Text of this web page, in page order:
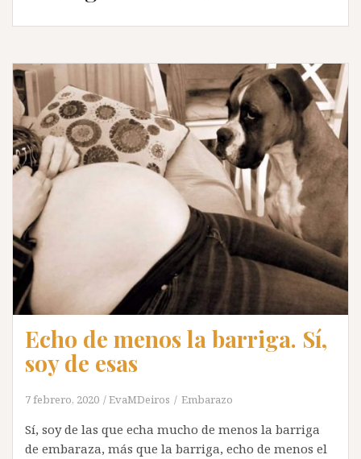
Echo de menos la barriga. Sí,
soy de esas
7 febrero, 2020 EvaMDeiros Embarazo
Sí, soy de las que echa mucho de menos la barriga
de embaraza, más que la barriga, echo de menos el